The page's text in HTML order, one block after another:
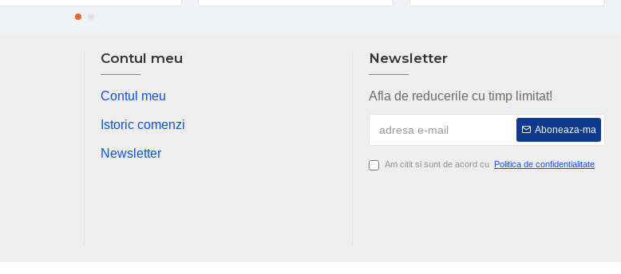
Contul meu
Contul meu
Istoric comenzi
Newsletter
Newsletter
Afla de reducerile cu timp limitat!
Aboneaza-ma
Am citit si sunt de acord cu Politica de confidentialitate